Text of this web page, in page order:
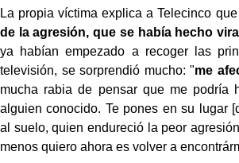
La propia víctima explica a Telecinco
de la agresión, que se había hecho
ya habían empezado a recoger las
televisión, se sorprendió mucho: "me
mucha rabia de pensar que me podría
alguien conocido. Te pones en su lugar
al suelo, quien endureció la peor
menos quiero ahora es volver a